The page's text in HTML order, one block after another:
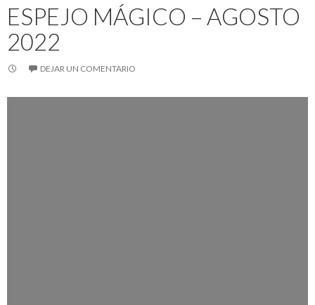
ESPEJO MÁGICO – AGOSTO
2022
DEJAR UN COMENTARIO